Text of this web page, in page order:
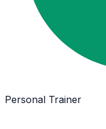
Personal Trainer